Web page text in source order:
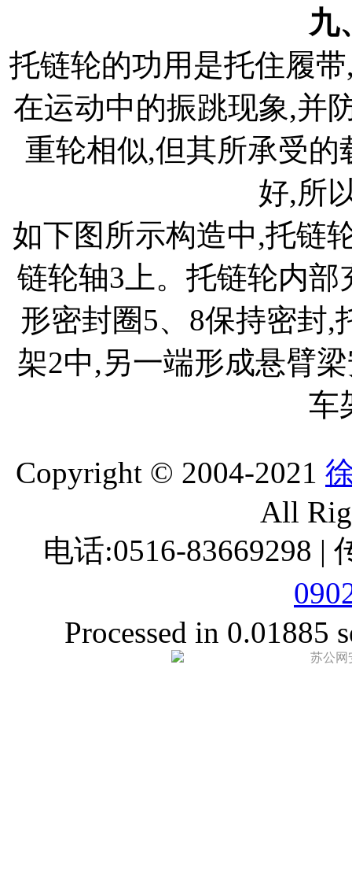
九
托链轮的功用是托住履
在运动中的振跳现象,并
重轮相似,但其所承受
好,所
如下图所示构造中,托链
链轮轴3上。托链轮内
形密封圈5、8保持密封,
架2中,另一端形成悬臂
车
Copyright © 2004-2021
All
电话:0516-83669298 |
Processed in 0.01885
苏公网